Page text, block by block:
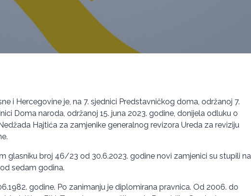
i Hercegovine je, na 7. sjednici Predstavničkog doma, održanoj 7.
Doma naroda, održanoj 15. juna 2023. godine, donijela odluku o
Hajtića za zamjenike generalnog revizora Ureda za reviziju
glasniku broj 46/23 od 30.6.2023. godine novi zamjenici su stupili na
sedam godina.
godine. Po zanimanju je diplomirana pravnica. Od 2006. do